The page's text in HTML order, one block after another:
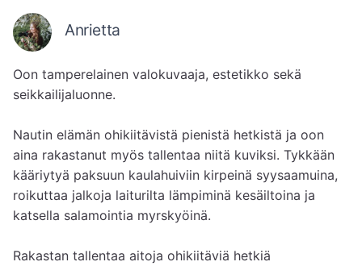
Anrietta
Oon tamperelainen valokuvaaja, estetikko sekä
seikkailijaluonne.
Nautin elämän ohikiitävistä pienistä hetkistä ja oon
aina rakastanut myös tallentaa niitä kuviksi. Tykkään
kääriytyä paksuun kaulahuiviin kirpeinä syysaamuina,
roikuttaa jalkoja laiturilta lämpiminä kesäiltoina ja
katsella salamointia myrskyöinä.
Rakastan tallentaa aitoja ohikiitäviä hetkiä